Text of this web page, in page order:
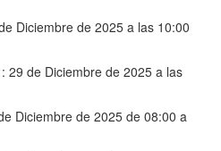
Diciembre de 2025 a las 10:00
: 29 de Diciembre de 2025 a las
Diciembre de 2025 de 08:00 a